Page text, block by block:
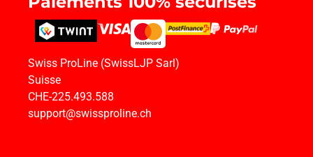
Swiss ProLine (SwissLJP Sarl)
Suisse
CHE-225.493.588
support@swissproline.ch